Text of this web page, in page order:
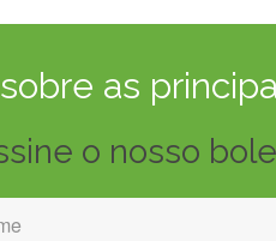
as
o nosso